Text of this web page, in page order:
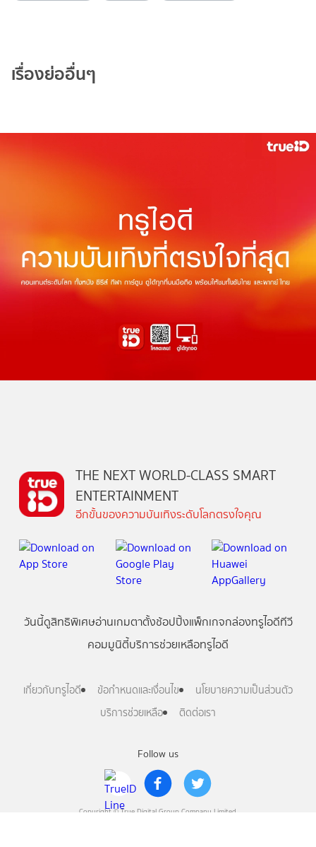
เรื่องย่ออื่นๆ
Follow us
Copyright © True Digital Group Company Limited.
THE NEXT WORLD-CLASS SMART
ENTERTAINMENT
อีกขั้นของความบันเทิงระดับโลกตรงใจคุณ
วันนี้ดูสิทธิพิเศษอ่านเกมตาตั้งช้อปปิ้งแพ็กเกจกล่องทรูไอดีทีวี
คอมมูนิตี้บริการช่วยเหลือทรูไอดี
เกี่ยวกับทรูไอดี ข้อกำหนดและเงื่อนไข
นโยบายความเป็นส่วนตัว
บริการช่วยเหลือ
ติดต่อเรา